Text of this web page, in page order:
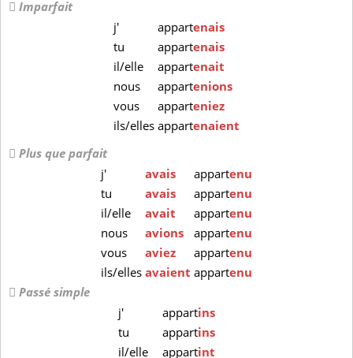
Imparfait
j'
appartenais
tu
appartenais
il/elle
appartenait
nous
appartenions
vous
apparteniez
ils/ellesappartenaient
Plus que parfait
j'
avais appartenu
tu
avais appartenu
il/elle
avait appartenu
nous
avions appartenu
vous
aviez appartenu
ils/ellesavaient appartenu
Passé simple
j'
appartins
tu
appartins
il/elle
appartint